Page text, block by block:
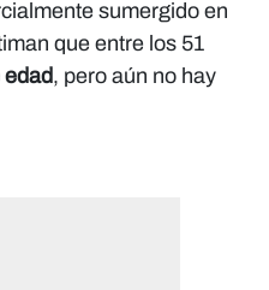
sumergido en
que entre los 51
edad, pero aún no hay